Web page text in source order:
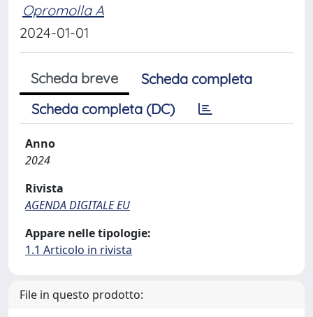
Opromolla A
2024-01-01
Scheda breve
Scheda completa
Scheda completa (DC)
Anno
2024
Rivista
AGENDA DIGITALE EU
Appare nelle tipologie:
1.1 Articolo in rivista
File in questo prodotto: